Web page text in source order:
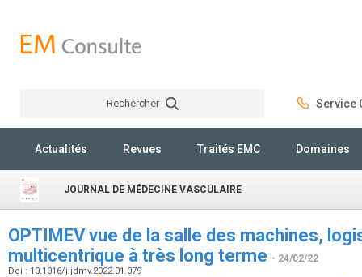
Rechercher Service
Actualités Revues Traités EMC Domaines
JOURNAL DE MÉDECINE VASCULAIRE
OPTIMEV vue de la salle des machines,
multicentrique à très long terme - 24/02/22
Doi : 10.1016/j.jdmv.2022.01.079